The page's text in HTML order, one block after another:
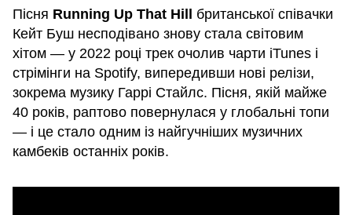
Пісня Running Up That Hill
британської співачки
Кейт Буш несподівано знову стала світовим
хітом — у 2022 році трек очолив чарти iTunes і
стрімінги на Spotify, випередивши нові релізи,
зокрема музику Гаррі Стайлс. Пісня, якій майже
40 років, раптово повернулася у глобальні топи
— і це стало одним із найгучніших музичних
камбеків останніх років.